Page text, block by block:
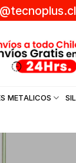
METALICOS